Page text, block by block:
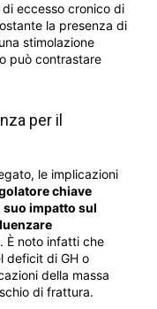
eccesso cronico di
la presenza di
stimolazione
può contrastare
per il
le implicazioni
chiave
suo impatto sul
. È noto infatti che
deficit di GH o
della massa
di frattura.